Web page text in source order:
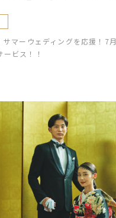
サマーウェディングを応援！7
ビス！！